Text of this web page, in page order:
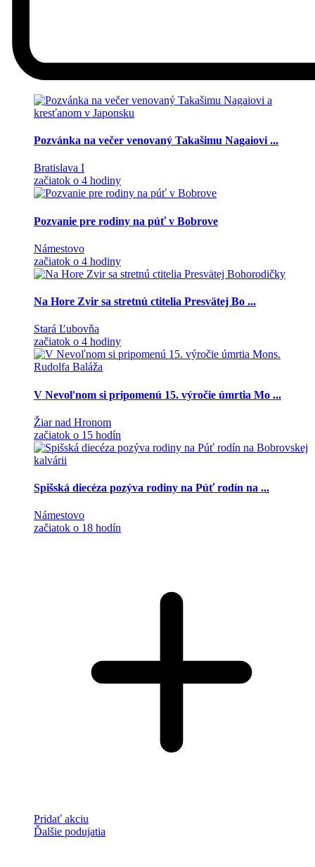
Pozvánka na večer venovaný Takašimu Nagaiovi ...
Bratislava I
začiatok o 4 hodiny
Pozvanie pre rodiny na púť v Bobrove
Námestovo
začiatok o 4 hodiny
Na Hore Zvir sa stretnú ctitelia Presvätej Bo ...
Stará Ľubovňa
začiatok o 4 hodiny
V Nevoľnom si pripomenú 15. výročie úmrtia Mo ...
Žiar nad Hronom
začiatok o 15 hodín
Spišská diecéza pozýva rodiny na Púť rodín na ...
Námestovo
začiatok o 18 hodín
Pridať akciu
Ďalšie podujatia